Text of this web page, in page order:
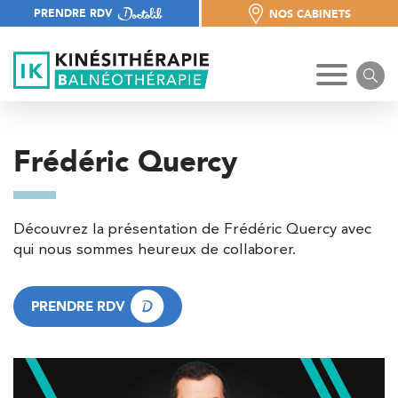
PRENDRE RDV
NOS CABINETS
NOS CABINETS
Frédéric Quercy
Découvrez la présentation de Frédéric Quercy avec
qui nous sommes heureux de collaborer.
PRENDRE RDV
PRENDRE RDV